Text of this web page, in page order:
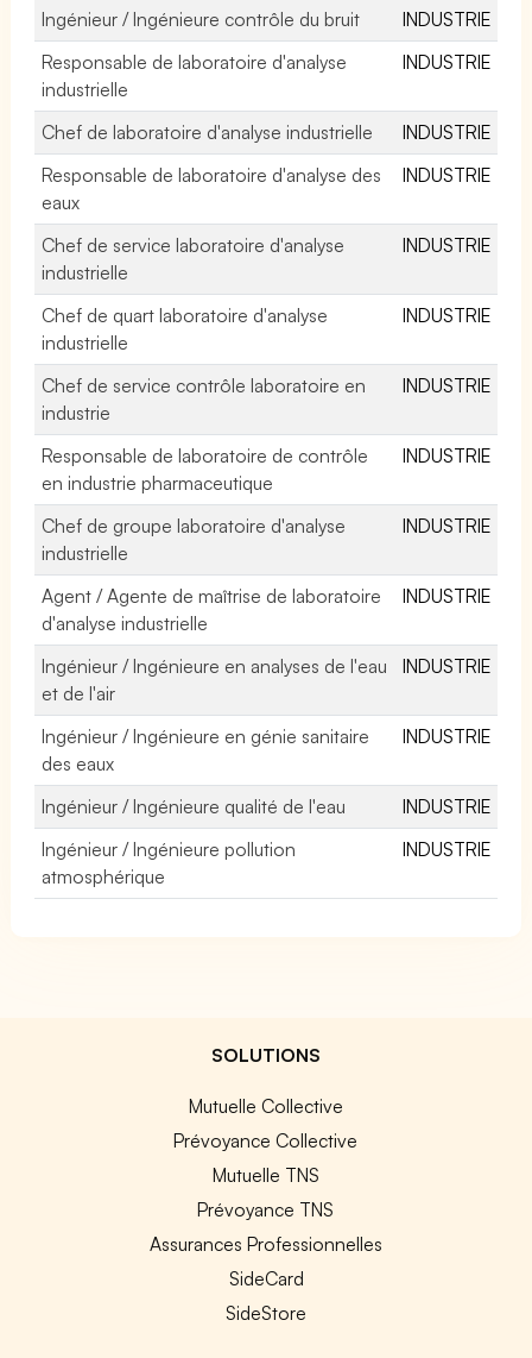
Ingénieur / Ingénieure contrôle du bruit
INDUSTRIE
Responsable de laboratoire d'analyse
industrielle
INDUSTRIE
Chef de laboratoire d'analyse industrielle
INDUSTRIE
Responsable de laboratoire d'analyse des
eaux
INDUSTRIE
Chef de service laboratoire d'analyse
industrielle
INDUSTRIE
Chef de quart laboratoire d'analyse
industrielle
INDUSTRIE
Chef de service contrôle laboratoire en
industrie
INDUSTRIE
Responsable de laboratoire de contrôle
en industrie pharmaceutique
INDUSTRIE
Chef de groupe laboratoire d'analyse
industrielle
INDUSTRIE
Agent / Agente de maîtrise de laboratoire
d'analyse industrielle
INDUSTRIE
Ingénieur / Ingénieure en analyses de l'eau
et de l'air
INDUSTRIE
Ingénieur / Ingénieure en génie sanitaire
des eaux
INDUSTRIE
Ingénieur / Ingénieure qualité de l'eau
INDUSTRIE
Ingénieur / Ingénieure pollution
atmosphérique
INDUSTRIE
SOLUTIONS
Mutuelle Collective
Prévoyance Collective
Mutuelle TNS
Prévoyance TNS
Assurances Professionnelles
SideCard
SideStore